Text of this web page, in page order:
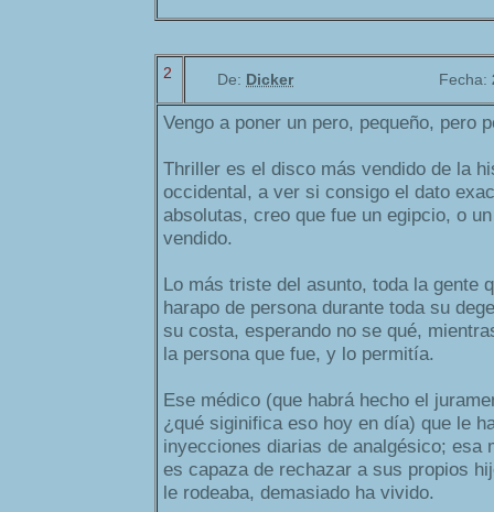
2 De: Dicker Fecha:
Vengo a poner un pero, pequeño, pero
Thriller es el disco más vendido de la
occidental, a ver si consigo el dato
absolutas, creo que fue un egipcio, o
vendido.
Lo más triste del asunto, toda la gente
harapo de persona durante toda su
su costa, esperando no se qué,
la persona que fue, y lo permitía.
Ese médico (que habrá hecho el
¿qué siginifica eso hoy en día) que le
inyecciones diarias de analgésico; esa
es capaza de rechazar a sus propios
le rodeaba, demasiado ha vivido.